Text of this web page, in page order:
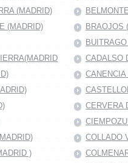
(MADRID)
(MADRID)
BRAOJOS
CADALSO
CERVERA
COLLADO
)